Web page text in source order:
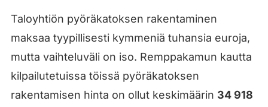
Taloyhtiön pyöräkatoksen rakentaminen
maksaa tyypillisesti kymmeniä tuhansia euroja,
mutta vaihteluväli on iso. Remppakamun kautta
kilpailutetuissa töissä pyöräkatoksen
rakentamisen hinta on ollut keskimäärin 34 918